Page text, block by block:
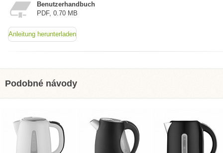
Benutzerhandbuch
PDF, 0.70 MB
Anleitung herunterladen
Podobné návody